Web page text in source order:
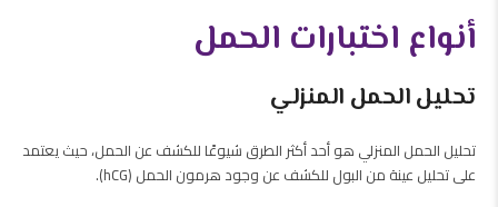
أنواع اختبارات الحمل
تحليل الحمل المنزلي
تحليل الحمل المنزلي هو أحد أكثر الطرق شيوعًا للكشف عن الحمل، حيث يعتمد
على تحليل عينة من البول للكشف عن وجود هرمون الحمل (hCG).